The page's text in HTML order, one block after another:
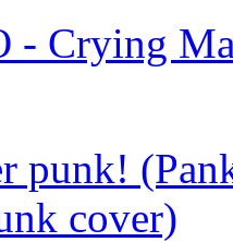
- Crying
punk!
cover)